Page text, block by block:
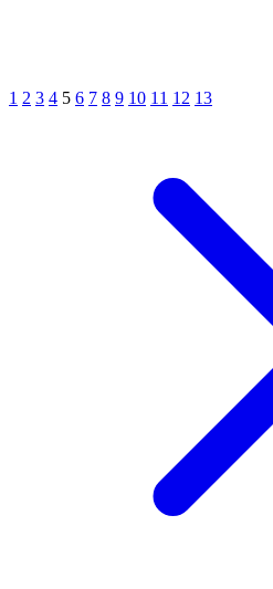
1 2 3 4 5 6 7 8 9 10 11 12 13